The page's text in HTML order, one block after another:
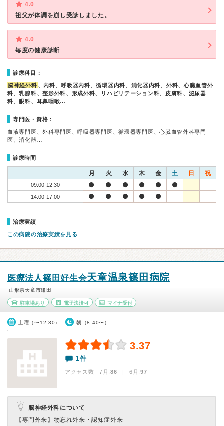
4.0
祖父が体調を崩し受診しました。
4.0
毎度の健康診断
診療科目：
脳神経外科 、内科、呼吸器内科、循環器内科、消化器内科、外科、心臓血管外
科、乳腺科、整形外科、形成外科、リハビリテーション科、皮膚科、泌尿器
科、眼科、耳鼻咽喉…
専門医・資格：
血液専門医、外科専門医、呼吸器専門医、循環器専門医、心臓血管外科専門
医、消化器…
診療時間
月 火 水 木 金 土 日 祝
09:00-12:30
14:00-17:00
治療実績
この病院の治療実績を見る
医療法人篠田好生会天童温泉篠田病院
山形県天童市鎌田
駐車場あり 電子決済可 マイナ受付
土曜（〜12:30） 朝（8:40〜）
3.37
1件
アクセス数 7月:86 | 6月:97
脳神経外科について
【専門外来】 物忘れ外来・認知症外来